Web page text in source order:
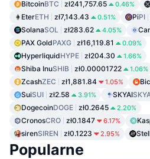
BitcoinBTC zł241,757.65 0.46%
EterETH zł7,143.43 0.51% PiPI
SolanaSOL zł283.62 4.05%
PAX GoldPAXG zł16,119.81 0.09%
HyperliquidHYPE zł204.30 1.66%
Shiba InuSHIB zł0.00001722 1.06%
ZcashZEC zł1,881.84 1.05%
SuiSUI zł2.58 3.91% SKYAI
DogecoinDOGE zł0.2645 2.20%
CronosCRO zł0.1847 6.17%
sirenSIREN zł0.1223 2.95%
Popularne